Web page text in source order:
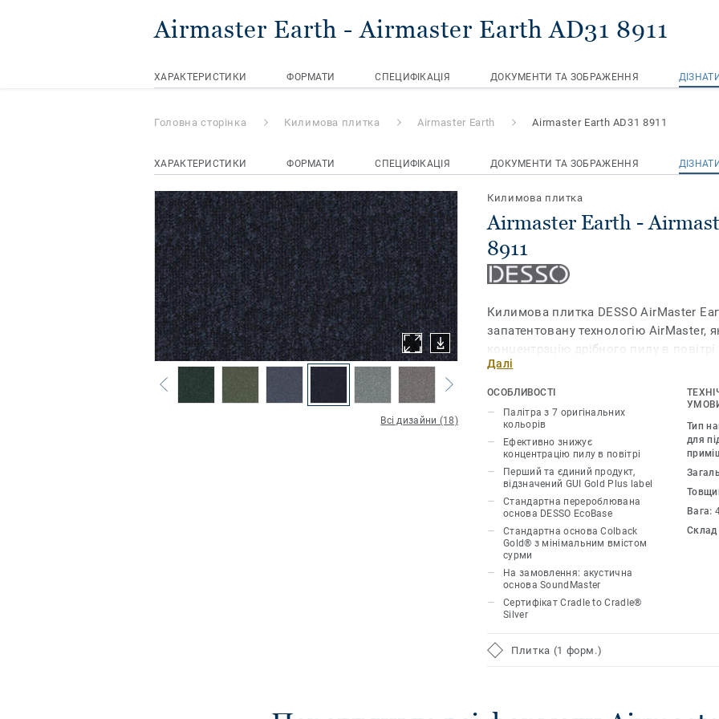
Airmaster Earth - Airmaster Earth AD31 8911
ХАРАКТЕРИСТИКИ ФОРМАТИ СПЕЦИФІКАЦІЯ ДОКУМЕНТИ ТА ЗОБРАЖЕННЯ
Головна сторінка Килимова плитка Airmaster Earth Airmaster Earth AD31 8911
ХАРАКТЕРИСТИКИ ФОРМАТИ СПЕЦИФІКАЦІЯ ДОКУМЕНТИ ТА ЗОБРАЖЕННЯ
Всі дизайни (18)
Килимова плитка
Airmaster Earth -
8911
Килимова плитка DESSO AirMaster
запатентовану технологію AirMaster,
концентрацію дрібного пилу в
ефективніше, ніж звичайні килими й у
ефективніше, ніж інші види
Кольорова гама колекції складається
яких – це нейтральні відтінки, та
Колекцію AirMaster Earth можна
Tones, щоб виділити певні зони у
орієнтацію у ньому за допомогою
кольорів. Ця килимова плитка чудово
великих конференц-залів, рецепцій,
колекції мають основу EcoBase ™, яка
перероблюваної сировини
безвідходного виробництва Cradle to
можна виготовити з преміальною
яка дозволяє на 95% зменшити
природі та сприяти безпечнішій
килимової плитки.
Далі
ОСОБЛИВОСТІ
Палітра з 7 оригінальних
кольорів
Ефективно знижує
концентрацію пилу в повітрі
Перший та єдиний продукт,
відзначений GUI Gold Plus label
Стандартна перероблювана
основа DESSO EcoBase
Стандартна основа Colback
Gold® з мінімальним вмістом
сурми
На замовлення: акустична
основа SoundMaster
Сертифікат Cradle to Cradle®
Silver
УМОВИ
Тип
для
Вага:
Склад
Плитка (1 форм.)